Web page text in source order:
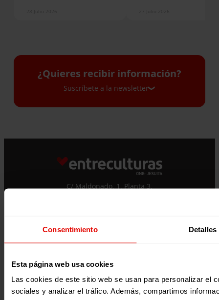
Consentimiento Detalles
Esta página web usa cookies
Las cookies de este sitio web se usan para personalizar el
sociales y analizar el tráfico. Además, compartimos
¿Quieres recibir información?
Suscríbete a la newsletter
y los correos puntuales en los que te
ofrecemos información, no dejes de completar
este formulario. Al instante, te daremos de
alta en nuestra base de datos y podrás estar
Correo electrónico *
Acepto laPolítica de Privacidad *
C/ Maldonado, 1. Planta 3.
noticias@entreculturas.org
Facebook
X YouTube
Únete al equipo
Voluntariado
Privacidad
Accesibilidad